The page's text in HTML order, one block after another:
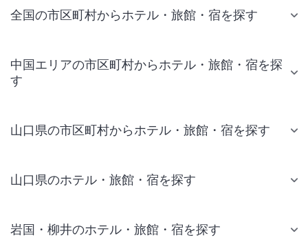
全国の市区町村からホテル・旅館・宿を探す
中国エリアの市区町村からホテル・旅館・宿を探
す
山口県の市区町村からホテル・旅館・宿を探す
山口県のホテル・旅館・宿を探す
岩国・柳井のホテル・旅館・宿を探す